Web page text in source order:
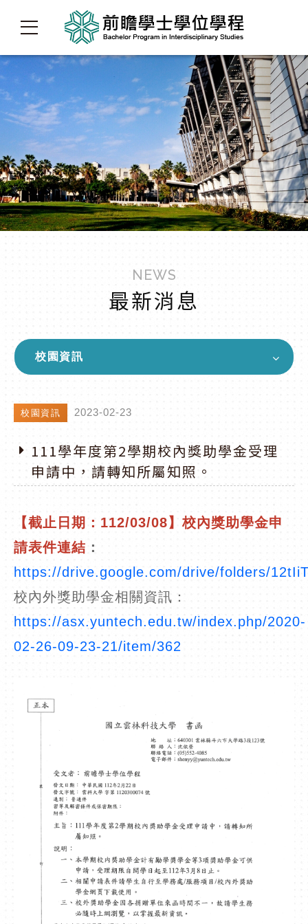
NEWS
最新消息
校園資訊
校園資訊 2023-02-23
111學年度第2學期校內獎助學金受理
申請中，請轉知所屬知照。
【截止日期：112/03/08】校內獎助學金申
請表件連結 ：
https://drive.google.com/drive/folders/
校內外獎助學金相關資訊：
https://asx.yuntech.edu.tw/index.php/2020-
02-26-09-23-21/item/362